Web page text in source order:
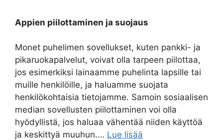
Appien piilottaminen ja suojaus
Monet puhelimen sovellukset, kuten pankki- ja
pikaruokapalvelut, voivat olla tarpeen piilottaa,
jos esimerkiksi lainaamme puhelinta lapsille tai
muille henkilöille, ja haluamme suojata
henkilökohtaisia tietojamme. Samoin sosiaalisen
median sovellusten piilottaminen voi olla
hyödyllistä, jos haluaa vähentää niiden käyttöä
ja keskittyä muuhun.… Lue lisää